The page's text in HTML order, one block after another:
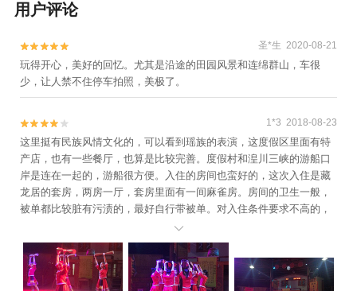
用户评论

 圣*生 2020-08-21
玩得开心，美好的回忆。尤其是沿途的田园风景和连绵群山，车很
少，让人禁不住停车拍照，美极了。

 1*3 2018-08-23
这里挺有民族风情文化的，可以看到瑶族的表演，这度假区里面有特
产店，也有一些餐厅，也算是比较完善。度假村和湟川三峡的游船口
岸是连在一起的，游船很方便。入住的房间也蛮好的，这次入住是藏
龙居的套房，两房一厅，套房里面有一间麻雀房。房间的卫生一般，
被单都比较脏有污渍的，最好自行带被单。对入住条件要求不高的，
